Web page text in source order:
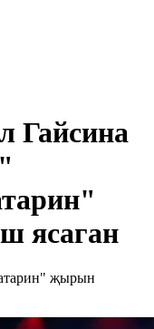
Гайсина
ясаган
җырын